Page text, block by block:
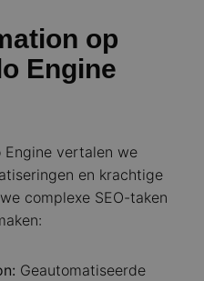
op
Engine
Engine vertalen we
en krachtige
complexe SEO-taken
Geautomatiseerde